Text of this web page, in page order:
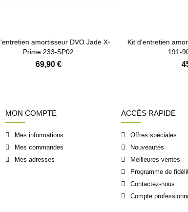
amortisseur DVO Jade X-
Prime 233-SP02
69,90 €
Kit d'entretien
191-
MON COMPTE
Mes informations
Mes commandes
Mes adresses
ACCÈS RAPIDE
Offres spéciales
Nouveautés
Meilleures ventes
Programme de
Contactez-nous
Compte